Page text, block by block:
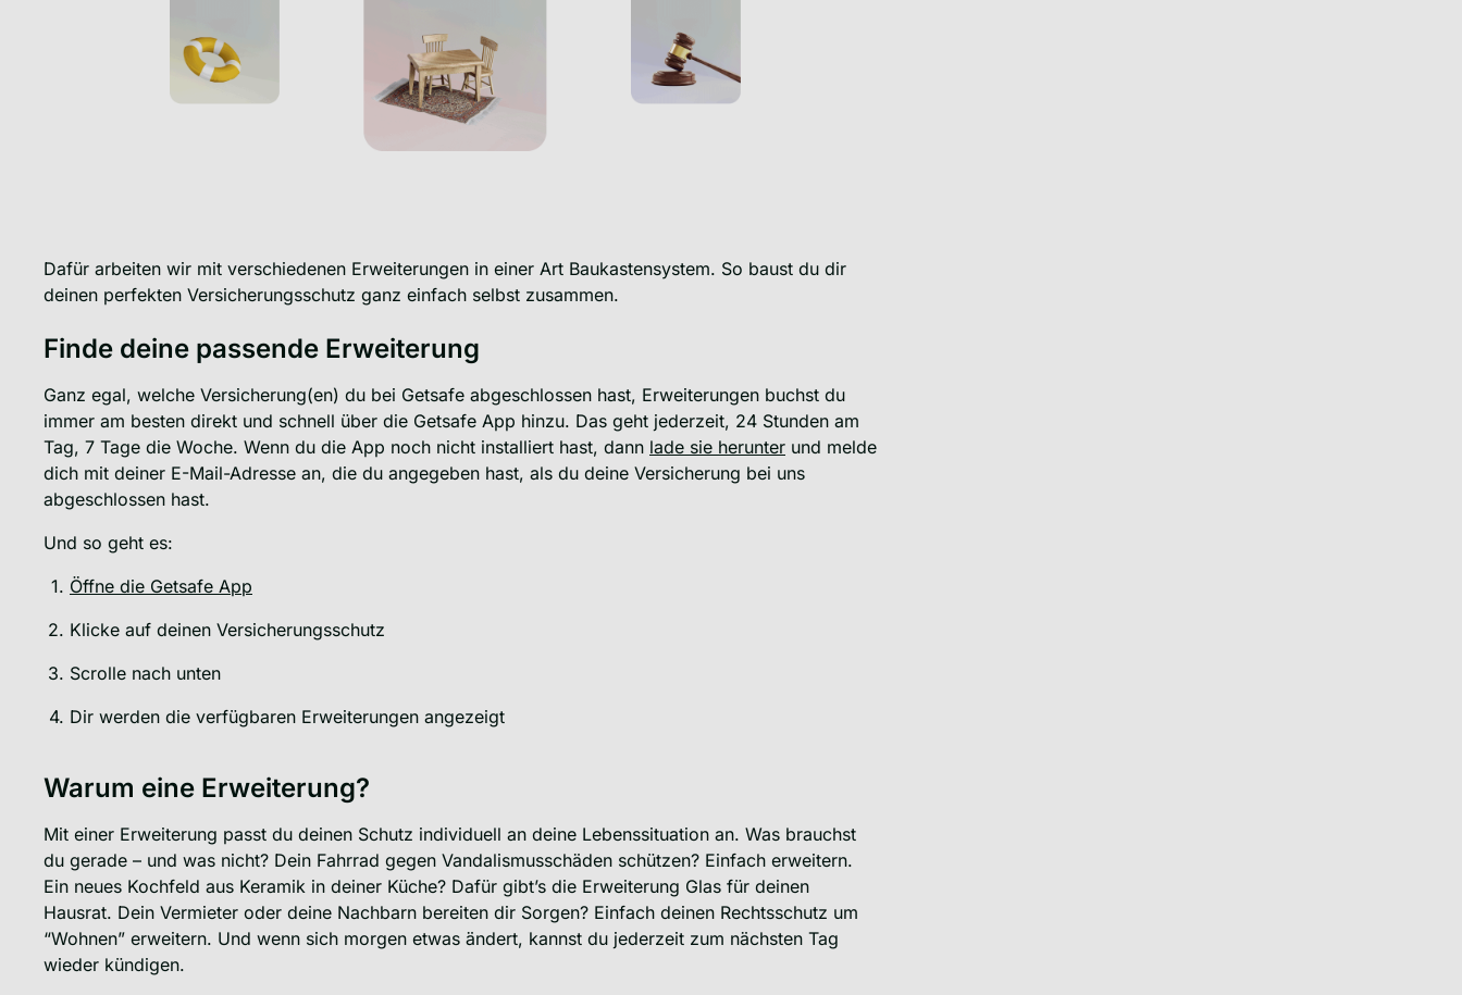
Dafür arbeiten wir mit verschiedenen Erweiterungen in einer Art Baukastensystem. So baust du dir
deinen perfekten Versicherungsschutz ganz einfach selbst zusammen.
Finde deine passende Erweiterung
Ganz egal, welche Versicherung(en) du bei Getsafe abgeschlossen hast, Erweiterungen buchst du
immer am besten direkt und schnell über die Getsafe App hinzu. Das geht jederzeit, 24 Stunden am
Tag, 7 Tage die Woche. Wenn du die App noch nicht installiert hast, dann lade sie herunter und melde
dich mit deiner E-Mail-Adresse an, die du angegeben hast, als du deine Versicherung bei uns
abgeschlossen hast.
Und so geht es:
Öffne die Getsafe App
Klicke auf deinen Versicherungsschutz
Scrolle nach unten
Dir werden die verfügbaren Erweiterungen angezeigt
Warum eine Erweiterung?
Mit einer Erweiterung passt du deinen Schutz individuell an deine Lebenssituation an. Was brauchst
du gerade – und was nicht? Dein Fahrrad gegen Vandalismusschäden schützen? Einfach erweitern.
Ein neues Kochfeld aus Keramik in deiner Küche? Dafür gibt’s die Erweiterung Glas für deinen
Hausrat. Dein Vermieter oder deine Nachbarn bereiten dir Sorgen? Einfach deinen Rechtsschutz um
“Wohnen” erweitern. Und wenn sich morgen etwas ändert, kannst du jederzeit zum nächsten Tag
wieder kündigen.